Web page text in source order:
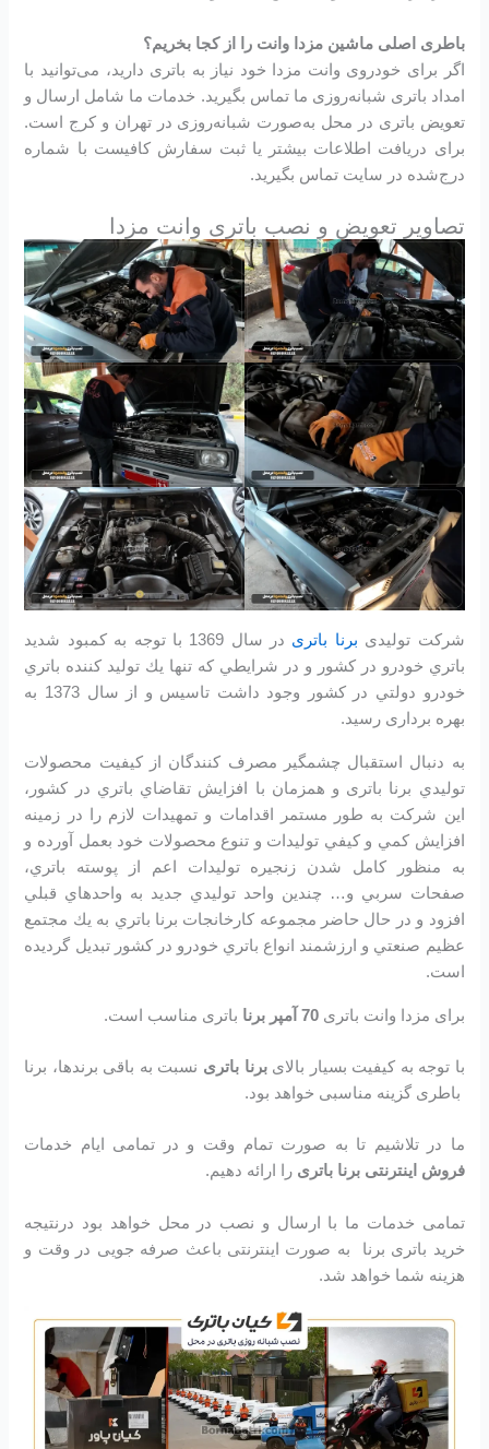
باطری اصلی ماشین مزدا وانت را از کجا بخریم؟
اگر برای خودروی وانت مزدا خود نیاز به باتری دارید، می‌توانید با
امداد باتری شبانه‌روزی ما تماس بگیرید. خدمات ما شامل ارسال و
تعویض باتری در محل به‌صورت شبانه‌روزی در تهران و کرج است.
برای دریافت اطلاعات بیشتر یا ثبت سفارش کافیست با شماره
درج‌شده در سایت تماس بگیرید.
تصاویر تعویض و نصب باتری وانت مزدا
شرکت تولیدی برنا باتری
در سال 1369 با توجه به كمبود شديد
باتري خودرو در كشور و در شرايطي كه تنها يك توليد كننده باتري
خودرو دولتي در كشور وجود داشت تاسیس و از سال 1373 به
بهره برداری رسید.
به دنبال استقبال چشمگير مصرف كنندگان از كيفيت محصولات
توليدي برنا باتری و همزمان با افزايش تقاضاي باتري در كشور،
اين شرکت به طور مستمر اقدامات و تمهيدات لازم را در زمينه
افزايش كمي و كيفي توليدات و تنوع محصولات خود بعمل آورده و
به منظور كامل شدن زنجيره توليدات اعم از پوسته باتري،
صفحات سربي و… چندين واحد توليدي جديد به واحدهاي قبلي
افزود و در حال حاضر مجموعه كارخانجات برنا باتري به يك مجتمع
عظيم صنعتي و ارزشمند انواع باتري خودرو در کشور تبديل گرديده
است.
برای مزدا وانت باتری70 آمپر برنا باتری مناسب است.
با توجه به کیفیت بسیار بالایبرنا باتری نسبت به باقی برندها، برنا
باطری گزینه مناسبی خواهد بود.
ما در تلاشیم تا به صورت تمام وقت و در تمامی ایام خدمات
فروش اینترنتی برنا باتری را ارائه دهیم.
تمامی خدمات ما با ارسال و نصب در محل خواهد بود درنتیجه
خرید باتری برنا به صورت اینترنتی باعث صرفه جویی در وقت و
هزینه شما خواهد شد.